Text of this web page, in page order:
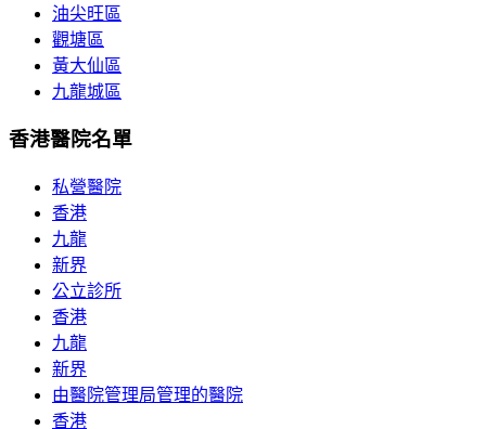
油尖旺區
觀塘區
黃大仙區
九龍城區
香港醫院名單
私營醫院
香港
九龍
新界
公立診所
香港
九龍
新界
由醫院管理局管理的醫院
香港